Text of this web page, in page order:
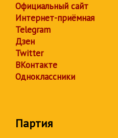
Официальный сайт
Интернет-приёмная
Telegram
Дзен
Twitter
ВКонтакте
Одноклассники
Партия